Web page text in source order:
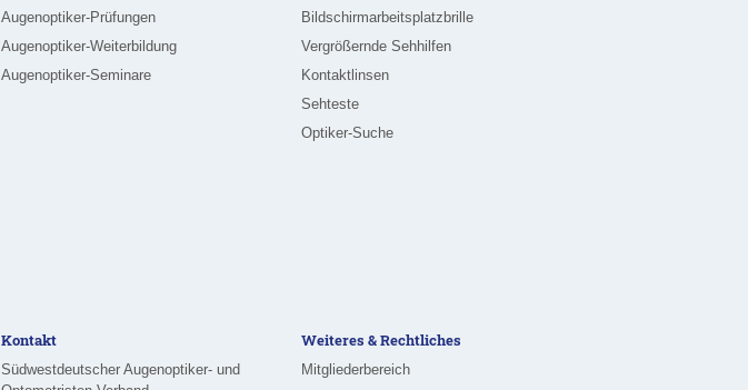
Augenoptiker-Prüfungen
Augenoptiker-Weiterbildung
Augenoptiker-Seminare
Bildschirmarbeitsplatzbrille
Vergrößernde Sehhilfen
Kontaktlinsen
Sehteste
Optiker-Suche
Kontakt
Südwestdeutscher Augenoptiker- und
Weiteres & Rechtliches
Mitgliederbereich